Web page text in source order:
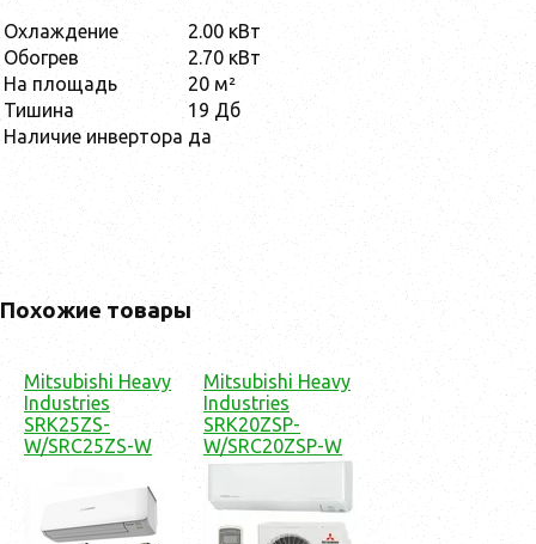
Охлаждение
2.00 кВт
Обогрев
2.70 кВт
На площадь
20 м²
Тишина
19 Дб
Наличие инвертора да
Похожие товары
Mitsubishi Heavy
Industries
SRK25ZS-
W/SRC25ZS-W
Mitsubishi Heavy
Industries
SRK20ZSP-
W/SRC20ZSP-W